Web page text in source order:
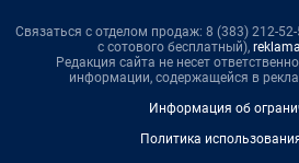
Связаться с отделом продаж: 8 (383) 212-
с сотового бесплатный),
Редакция сайта не несет
информации, содержащейся в
Информация об
Политика